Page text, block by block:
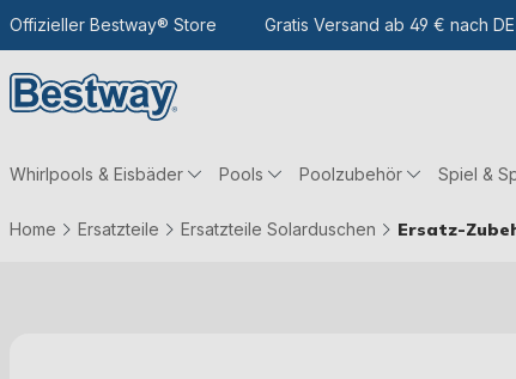
Hauptinhalt
Zur Suche
Zur Hauptnavigation
Offizieller Bestway® Store Gratis Versand ab 49 € nach DE
Whirlpools & Eisbäder Pools Poolzubehör Spiel &
Home Ersatzteile Ersatzteile Solarduschen Ersatz-